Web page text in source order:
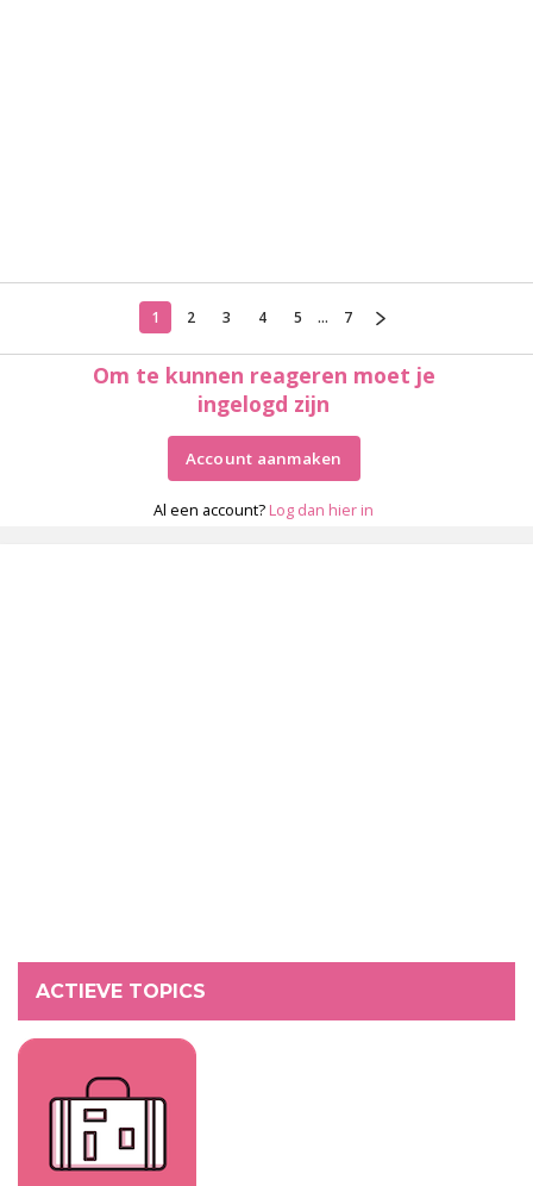
1 2 3 4 5 ... 7
Om te kunnen reageren moet je
ingelogd zijn
Account aanmaken
Al een account? Log dan hier in
ACTIEVE TOPICS